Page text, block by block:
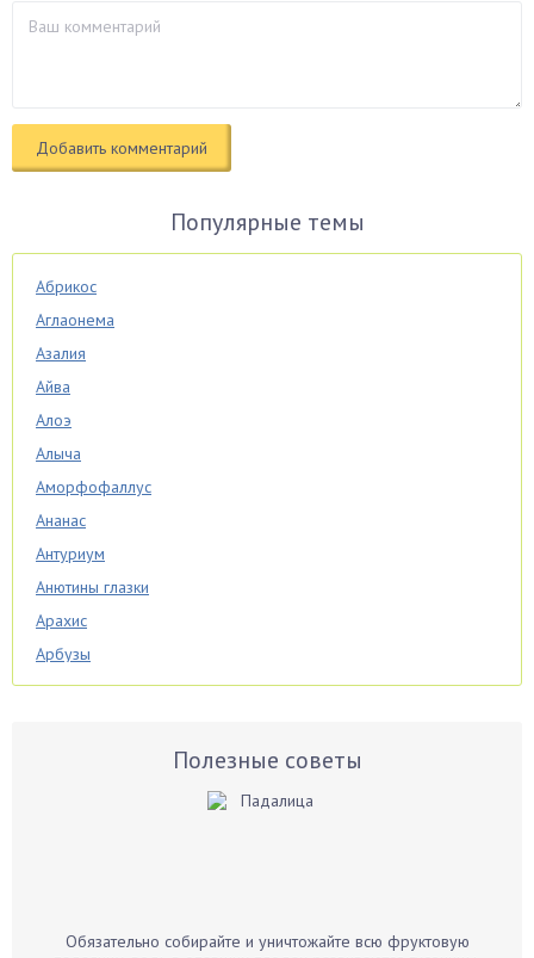
Популярные темы
Абрикос
Аглаонема
Азалия
Айва
Алоэ
Алыча
Аморфофаллус
Ананас
Антуриум
Анютины глазки
Арахис
Арбузы
Аспарагус
Полезные советы
Обязательно собирайте и уничтожайте всю фруктовую